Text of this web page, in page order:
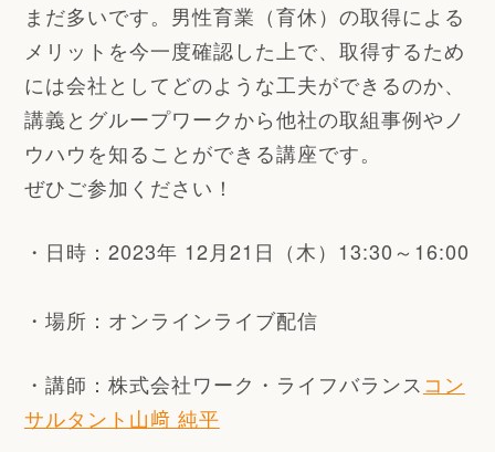
まだ多いです。 男性育業（育休）の取得による
メリットを今一度確認した上で、取得するため
には会社としてどのような工夫ができるのか、
講義とグループワークから他社の取組事例やノ
ウハウを知ることができる講座です。
ぜひご参加ください！
・日時：2023年 12月21日（木）13:30～16:00
・場所：オンラインライブ配信
・講師：株式会社ワーク・ライフバランス コン
サルタント山﨑 純平